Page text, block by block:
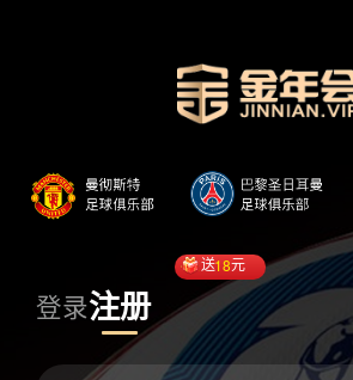
登录注册
送18元